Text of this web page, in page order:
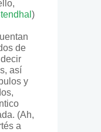
)
de
así
y
(Ah,
a